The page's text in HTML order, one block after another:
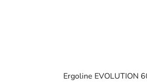
Ergoline EVOLUTION